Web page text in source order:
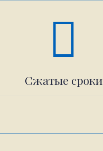
Сжатые сроки